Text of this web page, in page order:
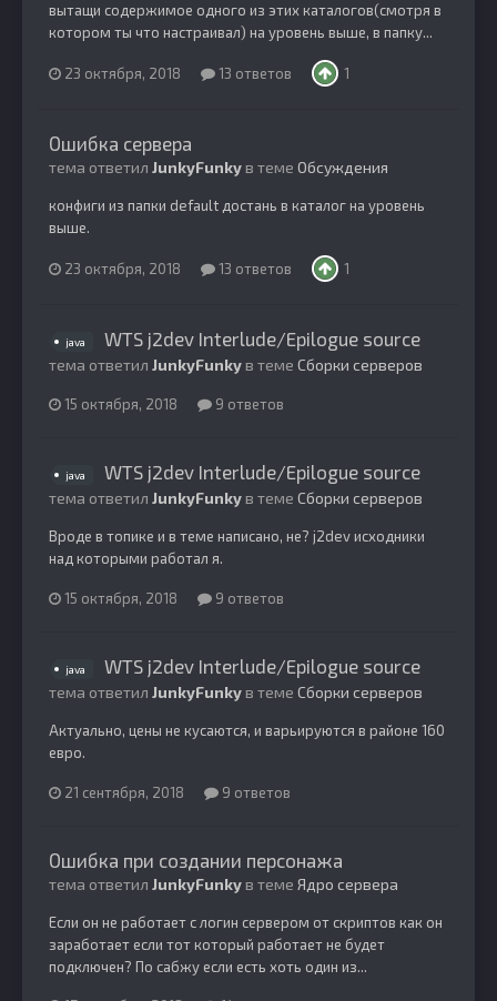
вытащи содержимое одного из этих каталогов(смотря в
котором ты что настраивал) на уровень выше, в папку...
23 октября, 2018 13 ответов 1
Ошибка сервера
тема ответил JunkyFunkyв теме Обсуждения
конфиги из папки default достань в каталог на уровень
выше.
23 октября, 2018 13 ответов 1
java WTS j2dev Interlude/Epilogue source
тема ответил JunkyFunkyв теме Сборки серверов
15 октября, 2018 9 ответов
java WTS j2dev Interlude/Epilogue source
тема ответил JunkyFunkyв теме Сборки серверов
Вроде в топике и в теме написано, не? j2dev исходники
над которыми работал я.
15 октября, 2018 9 ответов
java WTS j2dev Interlude/Epilogue source
тема ответил JunkyFunkyв теме Сборки серверов
Актуально, цены не кусаются, и варьируются в районе 160
евро.
21 сентября, 2018 9 ответов
Ошибка при создании персонажа
тема ответил JunkyFunkyв теме Ядро сервера
Если он не работает с логин сервером от скриптов как он
заработает если тот который работает не будет
подключен? По сабжу если есть хоть один из...